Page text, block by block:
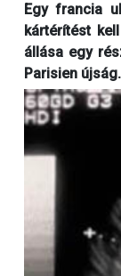
Egy francia
kártérítést
állása egy
Parisien újság.